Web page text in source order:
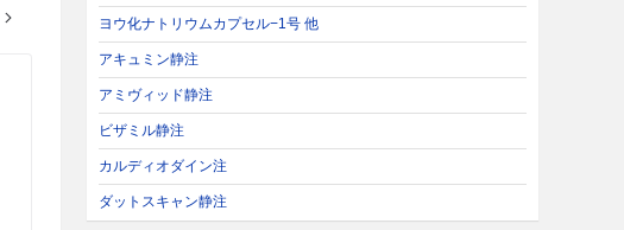
ヨウ化ナトリウムカプセル−1号 他
アキュミン静注
アミヴィッド静注
ビザミル静注
カルディオダイン注
ダットスキャン静注